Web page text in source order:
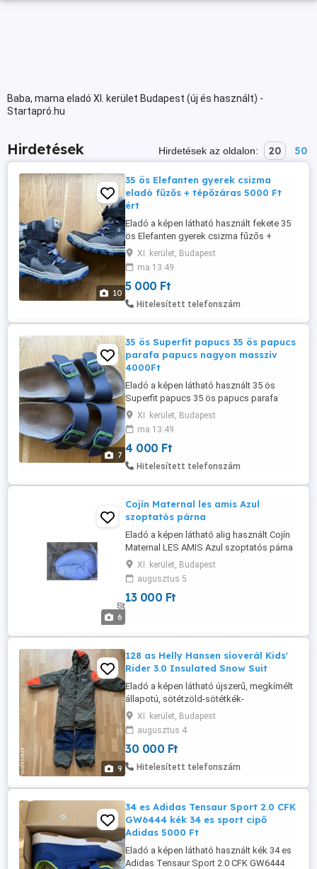
Baba, mama eladó XI. kerület Budapest (új és használt) -
Startapró.hu
Hirdetések Hirdetések az oldalon: 20 50
10
35 ös Elefanten gyerek csizma
eladó fűzős + tépőzáras 5000 Ft
ért
Eladó a képen látható használt fekete 35
ös Elefanten gyerek csizma fűzős +
tépőzáras. Az ára 5000 Ft. A termékeim
között megtalálható több kinőtt foci cipő
és utcai cipő. Foci cipő, gyerek foci cipő,
futball cipő. focicipő, gyerek foci cipő, 35
ös csizma, 35 csizma. Budapesten
XI. kerület, Budapest
ma 13:49
5 000 Ft
Hitelesített telefonszám
7
35 ös Superfit papucs 35 ös papucs
parafa papucs nagyon masszív
4000Ft
Eladó a képen látható használt 35 ös
Superfit papucs 35 ös papucs parafa
papucs nagyon masszív. Az ára 4000 Ft. A
jobb papucs bal felén van egy kis
anyaghiba, de a használatot ez nem
befolyásolja csak optikai hiba.
Termékeim között megtalálható több
gyerek ...
XI. kerület, Budapest
ma 13:49
4 000 Ft
Hitelesített telefonszám
6
Cojín Maternal les amis Azul
szoptatós párna
Eladó a képen látható alig használt Cojín
Maternal LES AMIS Azul szoptatós párna
premium kategória nem
összetévesztendő a pár ezer forintos
olcsó párnákkal. Új ára 21.900Ft volt.
szoptatós párna szoptatos párna
egyeztetett időpontban ...
XI. kerület, Budapest
augusztus 5
13 000 Ft
9
128 as Helly Hansen síoverál Kids'
Rider 3.0 Insulated Snow Suit
Eladó a képen látható újszerű, megkímélt
állapotú, sötétzöld-sötétkék-
narancssárga Helly Hansen Raider 128-as
síoverál, overál. - 17000 mm vízálló - 700 g
a teljes súlya - Primaloft Black Eco 133g
bélés - Szélálló, megfelelően szellőzik is -
2 db bezippzározható zseb -
XI. kerület, Budapest
augusztus 4
30 000 Ft
Hitelesített telefonszám
34 es Adidas Tensaur Sport 2.0 CFK
GW6444 kék 34 es sport cipő
Adidas 5000 Ft
Eladó a képen látható használt kék 34 es
Adidas Tensaur Sport 2.0 CFK GW6444